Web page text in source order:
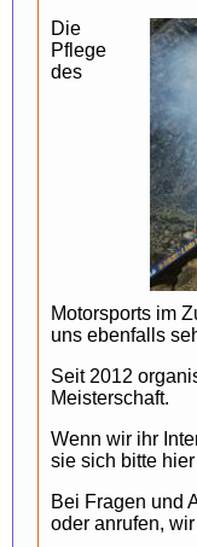
Die
Pflege
des
Motorsports im
uns ebenfalls
Seit 2012
Meisterschaft.
Wenn wir ihr
sie sich bitte
Bei Fragen und
oder anrufen,